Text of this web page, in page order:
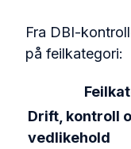
Fra DBI-
på feilkategori:
Drift, kontroll
vedlikehold